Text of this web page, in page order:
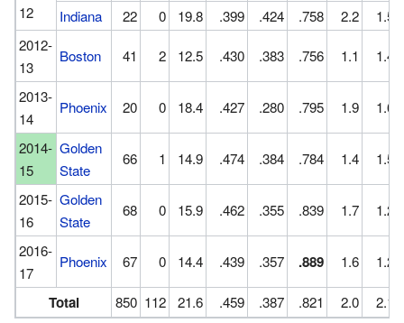
12
Indiana
22 0 19.8 .399 .424 .758 2.2
1.5
2012-
13
Boston 41 2 12.5 .430 .383 .756 1.1 1.4
2013-
14
Phoenix 20 0 18.4 .427 .280 .795 1.9 1.6
2014-
15
Golden
State
66 1 14.9 .474 .384 .784 1.4 1.5
2015-
16
Golden
State
68 0 15.9 .462 .355 .839 1.7 1.2
2016-
17
Phoenix 67 0 14.4 .439 .357 .889 1.6 1.2
Total 850 112 21.6 .459 .387 .821 2.0 2.1